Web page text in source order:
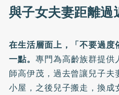
與子女夫妻距離過
在生活層面上，「不要過
一點。 專門為高齡族群提供
師高伊茂，過去曾讓兒子
小屋，之後兒子搬走，換